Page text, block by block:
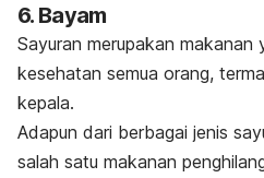
6. Bayam
Sayuran merupakan makanan
kesehatan semua orang,
kepala.
Adapun dari berbagai jenis
salah satu makanan